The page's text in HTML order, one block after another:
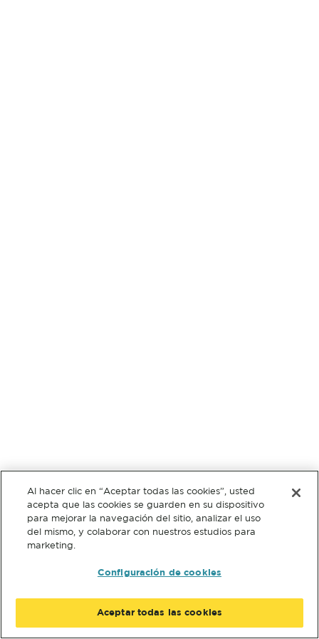
Al hacer clic en “Aceptar todas las cookies”, usted
acepta que las cookies se guarden en su dispositivo
para mejorar la navegación del sitio, analizar el uso
del mismo, y colaborar con nuestros estudios para
marketing.
Configuración de cookies
Aceptar todas las cookies